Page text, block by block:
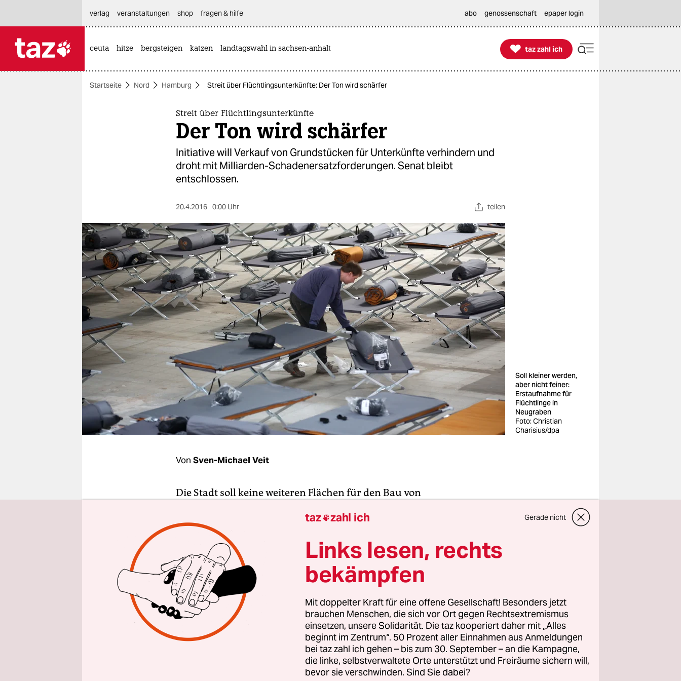
themen
berlin
nord
wahrheit
verlag
verlag
veranstaltungen
shop
fragen & hilfe
unterstützen
abo
genossenschaft
verlag
veranstaltungen shop fragen & hilfe abo genossenschaft epaper login
ceuta hitze bergsteigen katzen landtagswahl in sachsen-anhalt 
taz zahl ich
taz zahl ich
Startseite Nord Hamburg Streit über Flüchtlingsunterkünfte: Der Ton wird schärfer
Streit über Flüchtlingsunterkünfte
Der Ton wird schärfer
Initiative will Verkauf von Grundstücken für Unterkünfte verhindern und
droht mit Milliarden-Schadenersatzforderungen. Senat bleibt
entschlossen.
20.4.2016 0:00 Uhr teilen
Soll kleiner werden,
aber nicht feiner:
Erstaufnahme für
Flüchtlinge in
Neugraben
Foto: Christian
Charisius/dpa
Von Sven-Michael Veit
Die Stadt soll keine weiteren Flächen für den Bau von
„Hamburg für gute Integration“(siehe Kasten)
könnten „zu Schadenersatzforderungen gegenüber der Stadt in
Milliardenhöhe“ führen, sagt der Sprecher der Initiative, Klaus
Schomacker. Deshalb solle die Kommission für Bodenordnung, über
die solche Verkäufe städtischer Flächen abgewickelt werden, bei ihrer
Sitzung am morgigen Donnerstag keiner der angeblich acht auf der
Tagesordnung stehenden Transaktionen zustimmen, fordert
Schomacker.
Die Kommission, deren Mitglieder von Senat, Bürgerschaft und den
sieben Bezirksversammlungen gewählt werden, entscheidet auf
taz zahl ich Gerade nicht
Links lesen, rechts
bekämpfen
Mit doppelter Kraft für eine offene Gesellschaft! Besonders jetzt
brauchen Menschen, die sich vor Ort gegen Rechtsextremismus
einsetzen, unsere Solidarität. Die taz kooperiert daher mit „Alles
beginnt im Zentrum“. 50 Prozent aller Einnahmen aus Anmeldungen
bei taz zahl ich gehen – bis zum 30. September – an die Kampagne,
die linke, selbstverwaltete Orte unterstützt und Freiräume sichern will,
bevor sie verschwinden. Sind Sie dabei?